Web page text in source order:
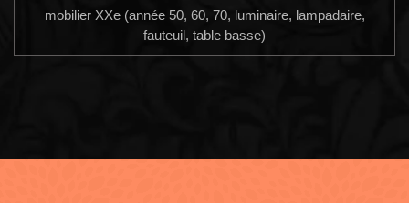
mobilier XXe (année 50, 60, 70, luminaire, lampadaire,
fauteuil, table basse)